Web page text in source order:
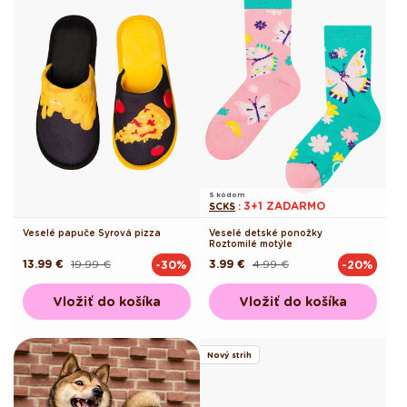
Veselé papuče Syrová pizza
Pôvodná19.99 €
Akciová
13.99 € -30%
Vložiť do košíka
S kódom
SCKS : 3+1 ZADARMO
Veselé detské ponožky
Roztomilé motýle
Pôvodná4.99 €
Akciová
3.99 € -20%
Vložiť do košíka
Nový strih